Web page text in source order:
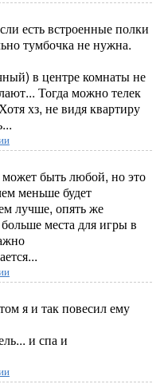
есть встроенные полки
тумбочка не нужна.
в центре комнаты не
Тогда можно телек
хз, не видя квартиру
быть любой, но это
меньше будет
лучше, опять же
места для игры в
я и так повесил ему
и спа и